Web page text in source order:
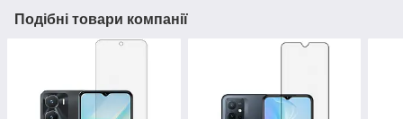
Подібні товари компанії